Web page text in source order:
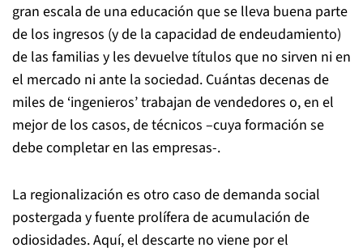
gran escala de una educación que se lleva buena parte
de los ingresos (y de la capacidad de endeudamiento)
de las familias y les devuelve títulos que no sirven ni en
el mercado ni ante la sociedad. Cuántas decenas de
miles de ‘ingenieros’ trabajan de vendedores o, en el
mejor de los casos, de técnicos –cuya formación se
debe completar en las empresas-.
La regionalización es otro caso de demanda social
postergada y fuente prolífera de acumulación de
odiosidades. Aquí, el descarte no viene por el